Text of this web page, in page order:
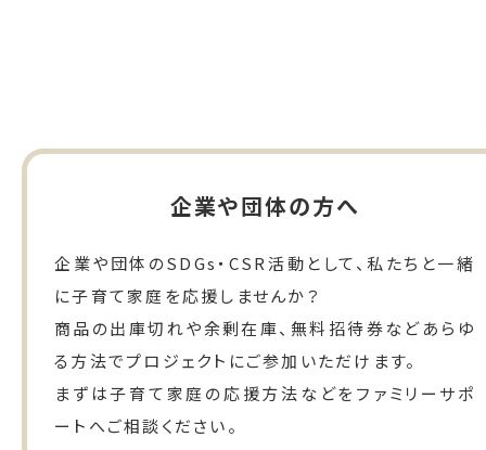
企業や団体の方へ
企業や団体のSDGs・CSR活動として、私たちと一緒
に子育て家庭を応援しませんか？
商品の出庫切れや余剰在庫、無料招待券などあらゆ
る方法でプロジェクトにご参加いただけます。
まずは子育て家庭の応援方法などをファミリーサポ
ートへご相談ください。